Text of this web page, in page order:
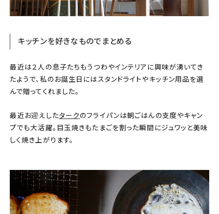
キッチンを好きなものでまとめる
最近は２人の息子たちもうつわやインテリアに興味が湧いてき
たようで、私のお誕生日にはスタンドライトやキッチン用品を選
んで贈ってくれました。
最近お迎えしたタークのフライパンは朝ごはんの支度やキャン
プでも大活躍。目玉焼きもたまごを割った瞬間にジュワッと美味
しく焼き上がります。